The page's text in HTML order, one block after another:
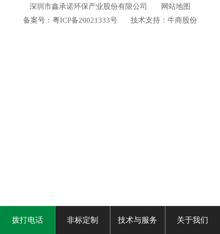
深圳市鑫承诺环保产业股份有限公司
网站地图
备案号： 粤ICP备20021333号 技术支持：牛商股份
拨打电话 非标定制 技术与服务 关于我们